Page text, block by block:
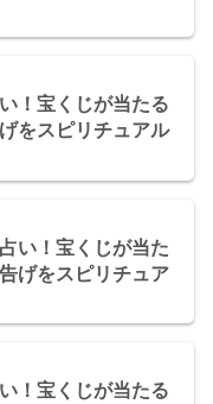
！宝くじが当たる
をスピリチュアル
い！宝くじが当た
げをスピリチュア
！宝くじが当たる